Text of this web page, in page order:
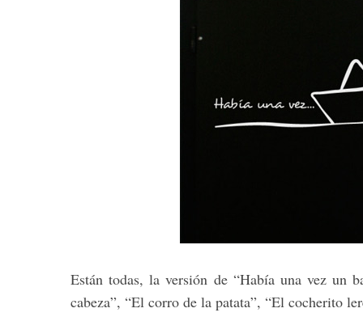
Están todas, la versión de “Había una vez
cabeza”, “El corro de la patata”, “El cocherito